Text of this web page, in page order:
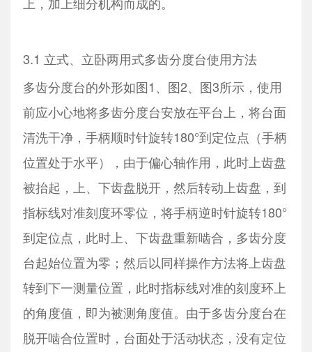
3.1 立式、立卧两用式多齿分度台使用方法
多齿分度台的外形如图1、图2、图3所示，使用
前应小心地将多齿分度台安放在平台上，将台面
清洗干净，手柄顺时针旋转180°到定位点（手柄
位置处于水平），由于偏心轴作用，此时上齿盘
被抬起，上、下齿盘脱开，然后转动上齿盘，到
指标线对准刻度环零位，将手柄逆时针旋转180°
到定位点，此时上、下齿盘重新啮合，多齿分度
台起始位置为零；然后以同样操作方法将上齿盘
转到下一测量位置，此时指标线对准的刻度环上
的角度值，即为被测角度值。由于多齿分度台在
脱开啮合位置时，台面处于活动状态，没有定位